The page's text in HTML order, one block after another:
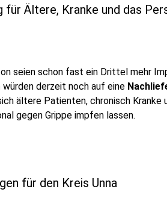
Ältere, Kranke und das
seien schon fast ein Drittel mehr
würden derzeit noch auf eine
ältere Patienten, chronisch Kranke
gegen Grippe impfen lassen.
für den Kreis Unna